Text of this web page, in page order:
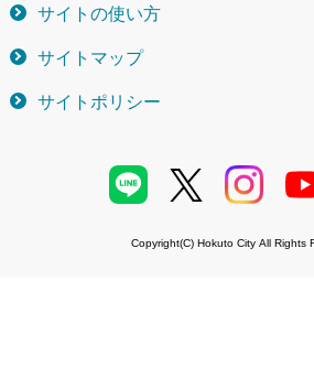
サイトの使い方
サイトマップ
サイトポリシー
Copyright(C) Hokuto City All Rights